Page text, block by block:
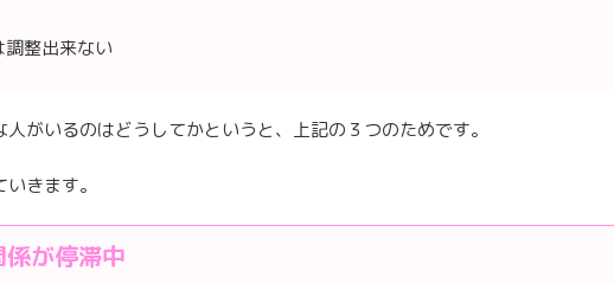
整出来ない
がいるのはどうしてかというと、上記の３つのためです。
きます。
が停滞中